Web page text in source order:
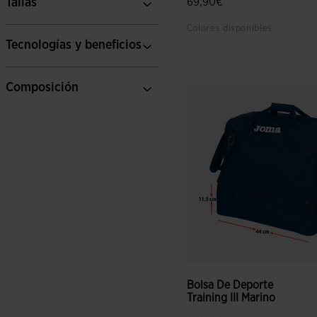
Tallas
Tecnologías y beneficios
Composición
69,90€
Colores disponibles
Bolsa De Deporte
Training III Marino